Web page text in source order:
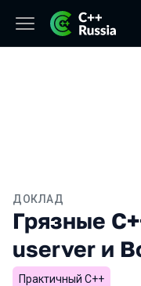
ДОКЛАД
Грязные
userver и
Практичный C++